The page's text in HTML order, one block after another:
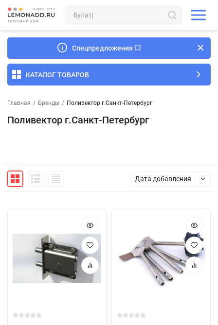
Спецпредложения 💥
КАТАЛОГ ТОВАРОВ
Главная / Бренды / Поливектор г.Санкт-Петербург
Поливектор г.Санкт-Петербург
Дата добавления